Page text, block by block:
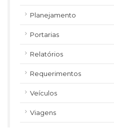
Planejamento
Portarias
Relatórios
Requerimentos
Veículos
Viagens